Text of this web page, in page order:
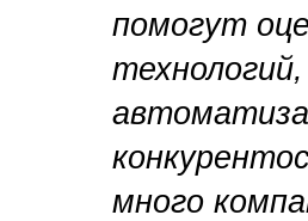
помогут
много